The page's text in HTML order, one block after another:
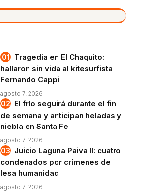
Tragedia en El Chaquito:
hallaron sin vida al kitesurfista
Fernando Cappi
agosto 7, 2026
El frío seguirá durante el fin
de semana y anticipan heladas y
niebla en Santa Fe
agosto 7, 2026
Juicio Laguna Paiva II: cuatro
condenados por crímenes de
lesa humanidad
agosto 7, 2026